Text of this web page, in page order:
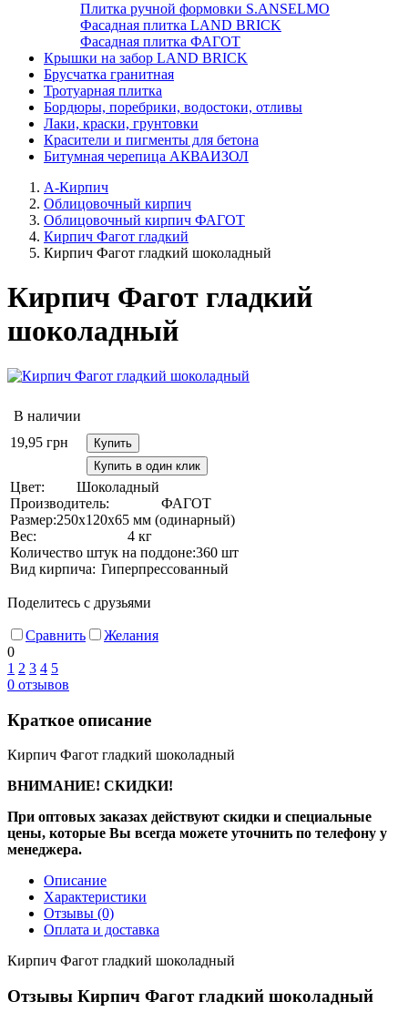
Плитка ручной формовки S.ANSELMO
Фасадная плитка LAND BRICK
Фасадная плитка ФАГОТ
Крышки на забор LAND BRICK
Брусчатка гранитная
Тротуарная плитка
Бордюры, поребрики, водостоки, отливы
Лаки, краски, грунтовки
Красители и пигменты для бетона
Битумная черепица АКВАИЗОЛ
А-Кирпич
Облицовочный кирпич
Облицовочный кирпич ФАГОТ
Кирпич Фагот гладкий
Кирпич Фагот гладкий шоколадный
Кирпич Фагот гладкий
шоколадный
В наличии
19,95 грн
Купить
Купить в один клик
Цвет:
Шоколадный
Производитель:
ФАГОТ
Размер:250х120х65 мм (одинарный)
Вес:
4 кг
Количество штук на поддоне:360 шт
Вид кирпича: Гиперпрессованный
Поделитесь с друзьями
Сравнить
Желания
0
1 2 3 4 5
0 отзывов
Краткое описание
Кирпич Фагот гладкий шоколадный
ВНИМАНИЕ! СКИДКИ!
При оптовых заказах действуют скидки и специальные
цены, которые Вы всегда можете уточнить по телефону у
менеджера.
Описание
Характеристики
Отзывы (0)
Оплата и доставка
Кирпич Фагот гладкий шоколадный
Отзывы Кирпич Фагот гладкий шоколадный